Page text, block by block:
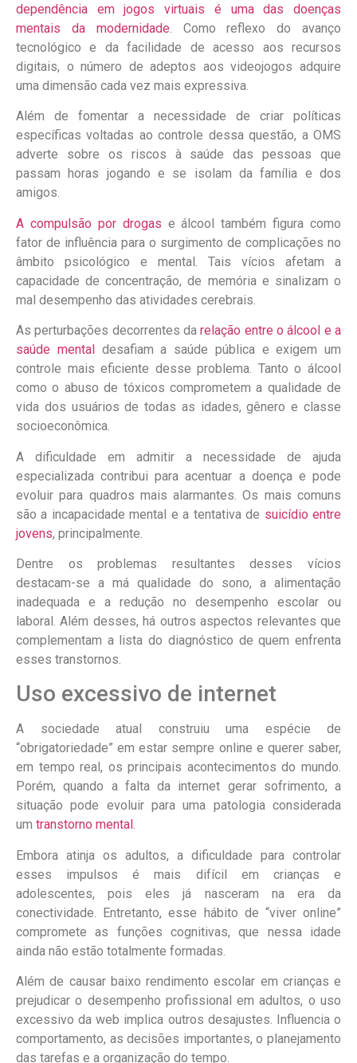
dependência em jogos virtuais é uma das doenças
mentais da modernidade. Como reflexo do avanço
tecnológico e da facilidade de acesso aos recursos
digitais, o número de adeptos aos videojogos adquire
uma dimensão cada vez mais expressiva.
Além de fomentar a necessidade de criar políticas
específicas voltadas ao controle dessa questão, a OMS
adverte sobre os riscos à saúde das pessoas que
passam horas jogando e se isolam da família e dos
amigos.
A compulsão por drogas e álcool também figura como
fator de influência para o surgimento de complicações no
âmbito psicológico e mental. Tais vícios afetam a
capacidade de concentração, de memória e sinalizam o
mal desempenho das atividades cerebrais.
As perturbações decorrentes darelação entre o álcool e a
saúde mentaldesafiam a saúde pública e exigem um
controle mais eficiente desse problema. Tanto o álcool
como o abuso de tóxicos comprometem a qualidade de
vida dos usuários de todas as idades, gênero e classe
socioeconômica.
A dificuldade em admitir a necessidade de ajuda
especializada contribui para acentuar a doença e pode
evoluir para quadros mais alarmantes. Os mais comuns
são a incapacidade mental e a tentativa de suicídio entre
jovens, principalmente.
Dentre os problemas resultantes desses vícios
destacam-se a má qualidade do sono, a alimentação
inadequada e a redução no desempenho escolar ou
laboral. Além desses, há outros aspectos relevantes que
complementam a lista do diagnóstico de quem enfrenta
esses transtornos.
Uso excessivo de internet
A sociedade atual construiu uma espécie de
“obrigatoriedade” em estar sempre online e querer saber,
em tempo real, os principais acontecimentos do mundo.
Porém, quando a falta da internet gerar sofrimento, a
situação pode evoluir para uma patologia considerada
um transtorno mental .
Embora atinja os adultos, a dificuldade para controlar
esses impulsos é mais difícil em crianças e
adolescentes, pois eles já nasceram na era da
conectividade. Entretanto, esse hábito de “viver online”
compromete as funções cognitivas, que nessa idade
ainda não estão totalmente formadas.
Além de causar baixo rendimento escolar em crianças e
prejudicar o desempenho profissional em adultos, o uso
excessivo da web implica outros desajustes. Influencia o
comportamento, as decisões importantes, o planejamento
das tarefas e a organização do tempo.